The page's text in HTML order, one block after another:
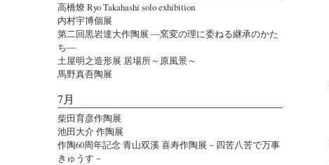
高橋燎 Ryo Takahashi solo exhibition
内村宇博個展
第二回黒岩達大作陶展 ―窯変の理に委ねる継承のかた
ち―
土屋明之造形展 居場所～原風景～
馬野真吾陶展
7月
柴田育彦作陶展
池田大介 作陶展
作陶60周年記念 青山双溪 喜寿作陶展－四苦八苦で万事
きゅうす－